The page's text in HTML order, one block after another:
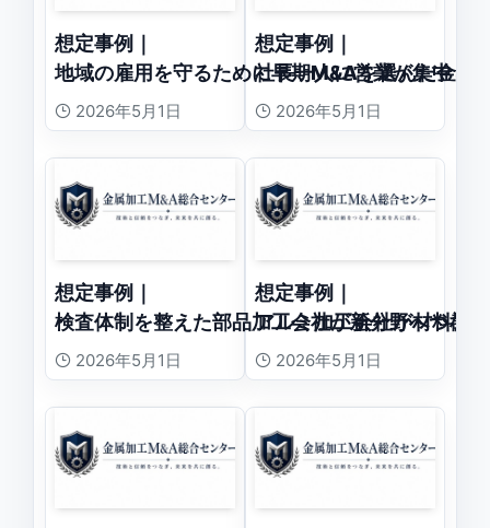
想定事例｜
地域の雇用を守るために早期M&Aを選んだ金属
2026年5月1日
想定事例｜
社長一人に営業が集中し
2026年5月1日
想定事例｜
検査体制を整えた部品加工会社が新分野へつな
2026年5月1日
想定事例｜
アルミ加工会社が材料調
2026年5月1日